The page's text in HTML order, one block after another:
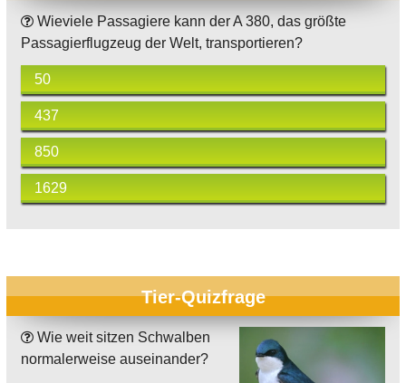
Wieviele Passagiere kann der A 380, das größte
Passagierflugzeug der Welt, transportieren?
50
437
850
1629
Tier-Quizfrage
Wie weit sitzen Schwalben
normalerweise auseinander?